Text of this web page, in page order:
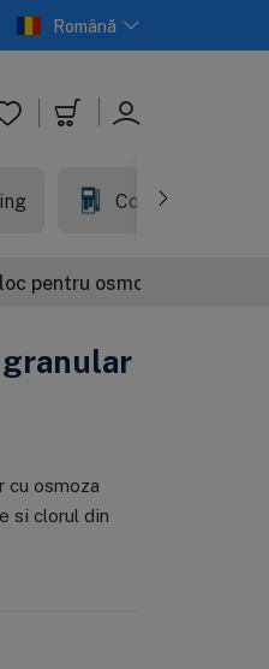
Română
Comercial
pentru osmoza inversa
cu osmoza
si clorul din